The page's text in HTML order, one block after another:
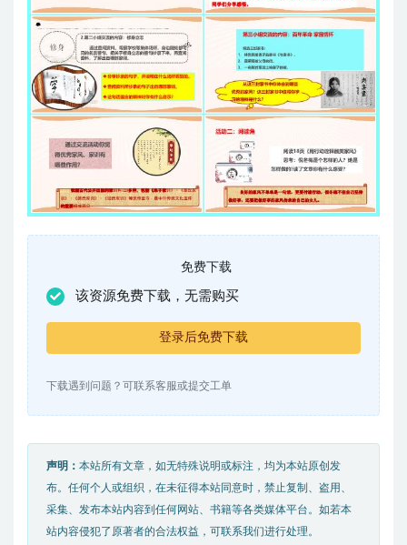
免费下载
该资源免费下载，无需购买
登录后免费下载
下载遇到问题？可联系客服或提交工单
声明： 本站所有文章，如无特殊说明或标注，均为本站原创发
布。任何个人或组织，在未征得本站同意时，禁止复制、盗用、
采集、发布本站内容到任何网站、书籍等各类媒体平台。如若本
站内容侵犯了原著者的合法权益，可联系我们进行处理。